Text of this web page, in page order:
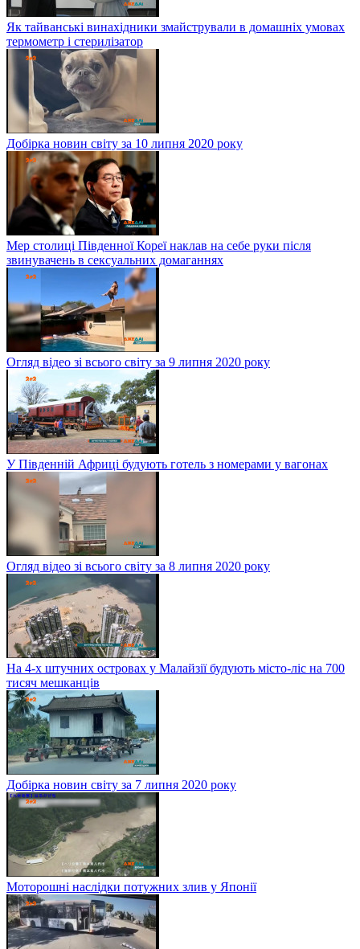
Як тайванські винахідники змайстрували в домашніх умовах
термометр і стерилізатор
Добірка новин світу за 10 липня 2020 року
Мер столиці Південної Кореї наклав на себе руки після
звинувачень в сексуальних домаганнях
Огляд відео зі всього світу за 9 липня 2020 року
У Південній Африці будують готель з номерами у вагонах
Огляд відео зі всього світу за 8 липня 2020 року
На 4-х штучних островах у Малайзії будують місто-ліс на 700
тисяч мешканців
Добірка новин світу за 7 липня 2020 року
Моторошні наслідки потужних злив у Японії